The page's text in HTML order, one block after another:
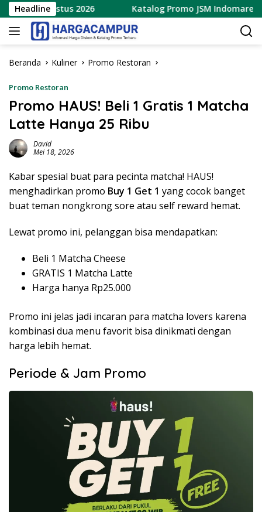
Langsung
ke
konten
Headline
9 Agustus 2026 Katalog Promo JSM Indomaret
Beranda Kuliner Promo Restoran
Promo Restoran
Promo HAUS! Beli 1 Gratis 1 Matcha
Latte Hanya 25 Ribu
David
Mei 18, 2026
Kabar spesial buat para pecinta matcha! HAUS!
menghadirkan promo Buy 1 Get 1 yang cocok banget
buat teman nongkrong sore atau self reward hemat.
Lewat promo ini, pelanggan bisa mendapatkan:
Beli 1 Matcha Cheese
GRATIS 1 Matcha Latte
Harga hanya Rp25.000
Promo ini jelas jadi incaran para matcha lovers karena
kombinasi dua menu favorit bisa dinikmati dengan
harga lebih hemat.
Periode & Jam Promo